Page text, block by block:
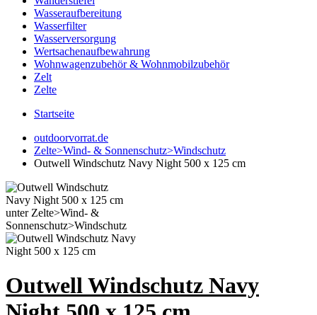
Wasseraufbereitung
Wasserfilter
Wasserversorgung
Wertsachenaufbewahrung
Wohnwagenzubehör & Wohnmobilzubehör
Zelt
Zelte
Startseite
outdoorvorrat.de
Zelte>Wind- & Sonnenschutz>Windschutz
Outwell Windschutz Navy Night 500 x 125 cm
Outwell Windschutz Navy